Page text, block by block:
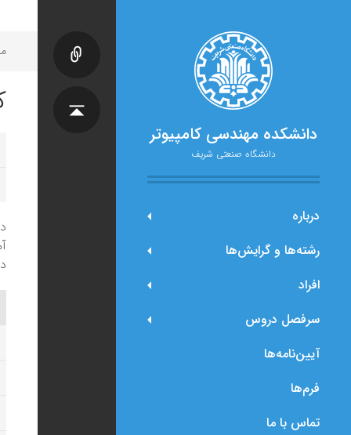
دانشکده مهندسی کامپیوتر
دانشگاه صنعتی شریف
درباره
رشته‌ها و گرایش‌ها
افراد
سرفصل دروس
آیین‌نامه‌ها
فرم‌ها
تماس با ما